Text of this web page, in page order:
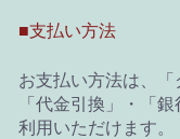
■支払い方法
お支払い方法は、「
「代金引換」・「
利用いただけます。